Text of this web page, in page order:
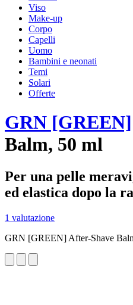
Viso
Make-up
Corpo
Capelli
Uomo
Bambini e neonati
Temi
Solari
Offerte
GRN [GREEN]
Balm, 50 ml
Per una pelle
ed elastica dopo la
1 valutazione
GRN [GREEN] After-Shave